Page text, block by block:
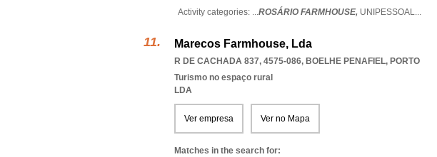
Activity categories: ...ROSÁRIO FARMHOUSE, UNIPESSOAL...
Marecos Farmhouse, Lda
R DE CACHADA 837, 4575-086, BOELHE PENAFIEL, PORTO
Turismo no espaço rural
LDA
Ver empresa Ver no Mapa
Matches in the search for: